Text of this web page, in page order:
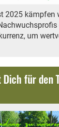
2025 kämpfen
um